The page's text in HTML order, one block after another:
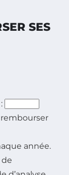
SES
année.